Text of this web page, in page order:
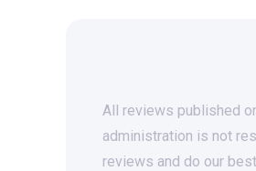
All reviews published
administration is not
reviews and do our